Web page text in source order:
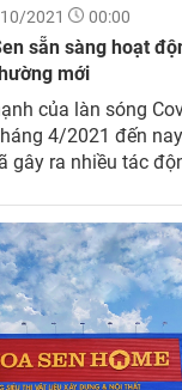
2021 00:00
sẵn sàng hoạt
mới
của làn sóng
4/2021 đến
gây ra nhiều tác
thay đổi hành vi,